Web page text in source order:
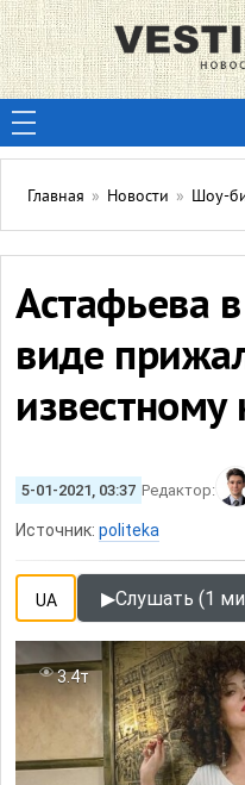
Главная » Новости » Шоу-
Астафьева
виде
5-01-2021, 03:37 Редактор:
Источник: politeka
UA ▶Слушать (1
3.4т